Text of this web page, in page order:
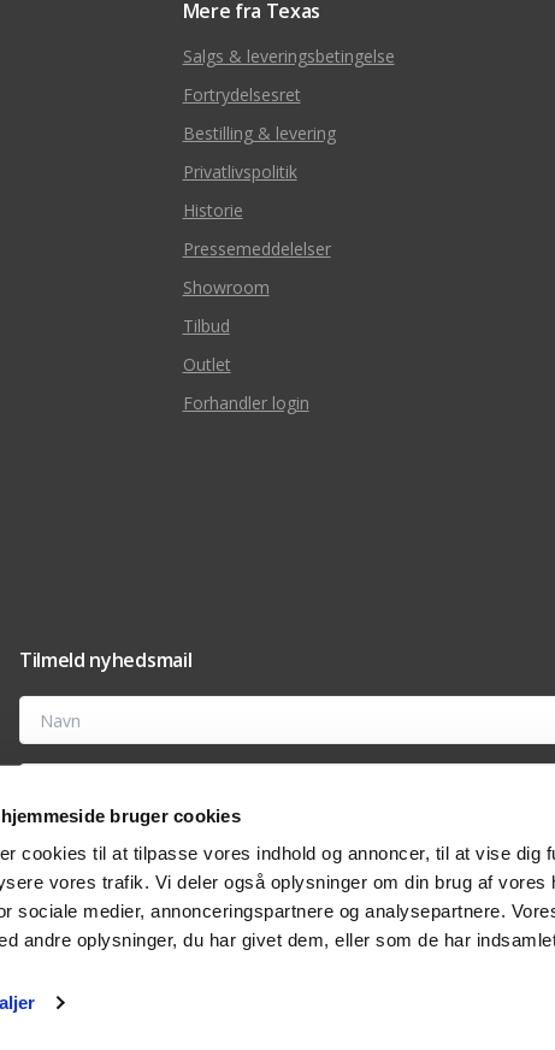
bruger cookies
cookies til at tilpasse vores indhold og annoncer, til at vise dig
vores trafik. Vi deler også oplysninger om din brug af
sociale medier, annonceringspartnere og analysepartnere.
andre oplysninger, du har givet dem, eller som de har
Mere fra Texas
Salgs & leveringsbetingelse
Fortrydelsesret
Bestilling & levering
Privatlivspolitik
Historie
Pressemeddelelser
Showroom
Tilbud
Outlet
Forhandler login
Tilmeld nyhedsmail
Navn
tilbehør og vedligeholdelse hertil via e-mail. Du kan til enhver tid trække dit
nyhedsmail eller ved at kontakte os på post@texas.dk. Når du modtager vores
analyseværktøjer til at optimere indholdet af vores nyhedsmail. Læs mere om
rettigheder i vores
privatlivspolitik